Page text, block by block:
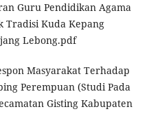
Guru Pendidikan Agama
Tradisi Kuda Kepang
Lebong.pdf
Masyarakat Terhadap
Perempuan (Studi Pada
Gisting Kabupaten